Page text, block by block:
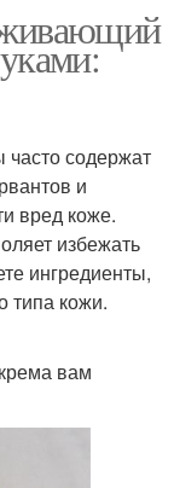
содержат
и
вред коже.
избежать
ингредиенты,
типа кожи.
вам